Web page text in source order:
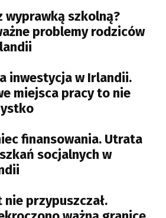
wyprawką szkolną?
problemy rodziców
inwestycja w Irlandii.
miejsca pracy to nie
finansowania. Utrata
socjalnych w
nie przypuszczał.